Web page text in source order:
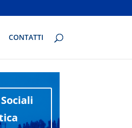
CONTATTI